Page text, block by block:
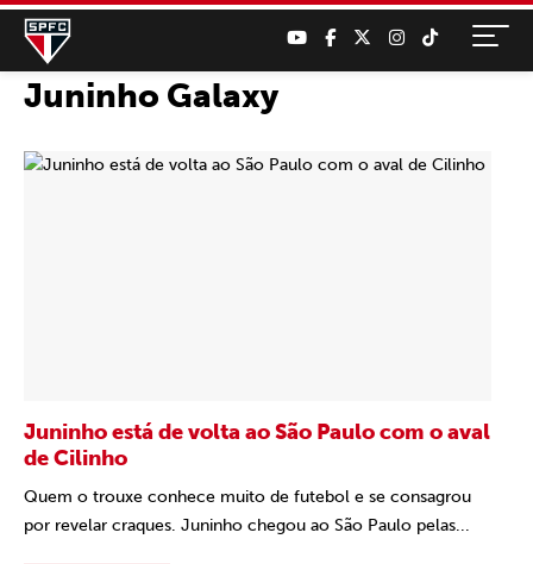
Juninho Galaxy
Juninho está de volta ao São Paulo com o aval
de Cilinho
Quem o trouxe conhece muito de futebol e se consagrou
por revelar craques. Juninho chegou ao São Paulo pelas...